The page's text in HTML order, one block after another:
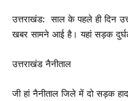
उत्तराखंड: साल के पहले ही दिन
खबर सामने आई है। यहां सड़क
उत्तराखंड नैनीताल
जी हां नैनीताल जिले में दो सड़क